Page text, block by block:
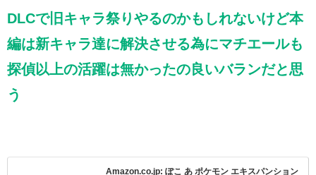
DLCで旧キャラ祭りやるのかもしれないけど本
編は新キャラ達に解決させる為にマチエールも
探偵以上の活躍は無かったの良いバランだと思
う
Amazon.co.jp: ぽこ あ ポケモン エキスパンション